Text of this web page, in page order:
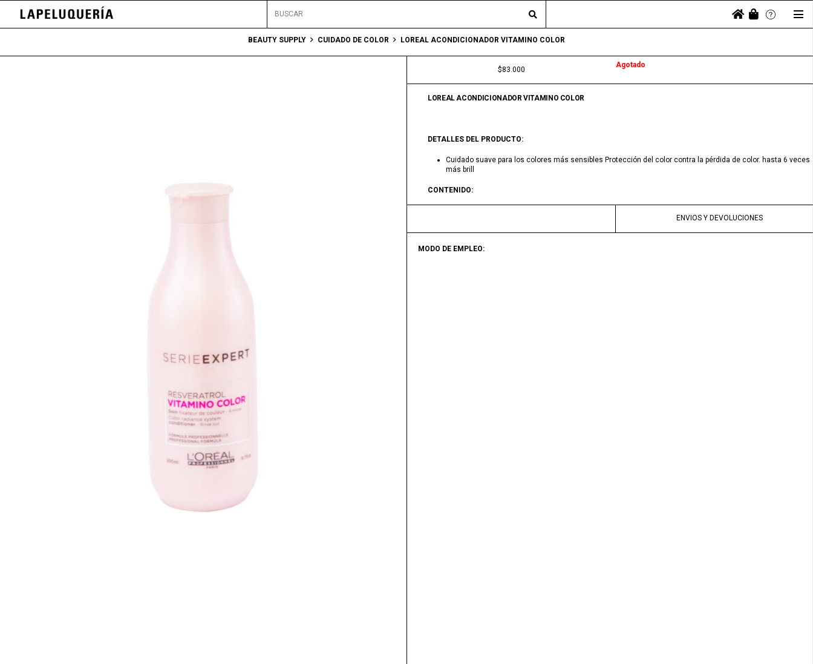
BEAUTY SUPPLY CUIDADO DE COLOR LOREAL ACONDICIONADOR VITAMINO COLOR
$83.000
Agotado
LOREAL ACONDICIONADOR VITAMINO COLOR
DETALLES DEL PRODUCTO:
Cuidado suave para los colores más sensibles Protección del color contra la pérdida de color. hasta 6 veces
más brill
CONTENIDO:
ENVIOS Y DEVOLUCIONES
MODO DE EMPLEO: